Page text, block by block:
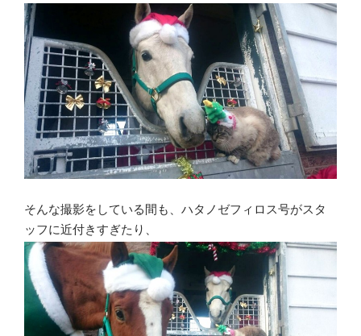
そんな撮影をしている間も、ハタノゼフィロス号がスタ
ッフに近付きすぎたり、